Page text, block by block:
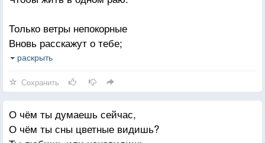
Что тебя отпустила, любя;
Уходи! — я сама не сумею
Безвозвратно покинуть тебя.
Только ветры непокорные
Вновь расскажут о тебе;
Мы с тобою слишком гордые,
Полетим по небу искрами
Друг за другом по следам —
Мы с тобою слишком близкие,
раскрыть
Сохранить
О чём ты думаешь сейчас,
О чём ты сны цветные видишь?